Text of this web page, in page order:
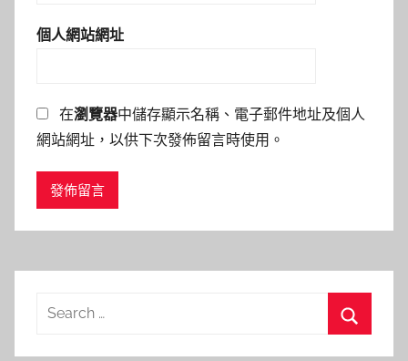
個人網站網址
在瀏覽器中儲存顯示名稱、電子郵件地址及個人
網站網址，以供下次發佈留言時使用。
Search